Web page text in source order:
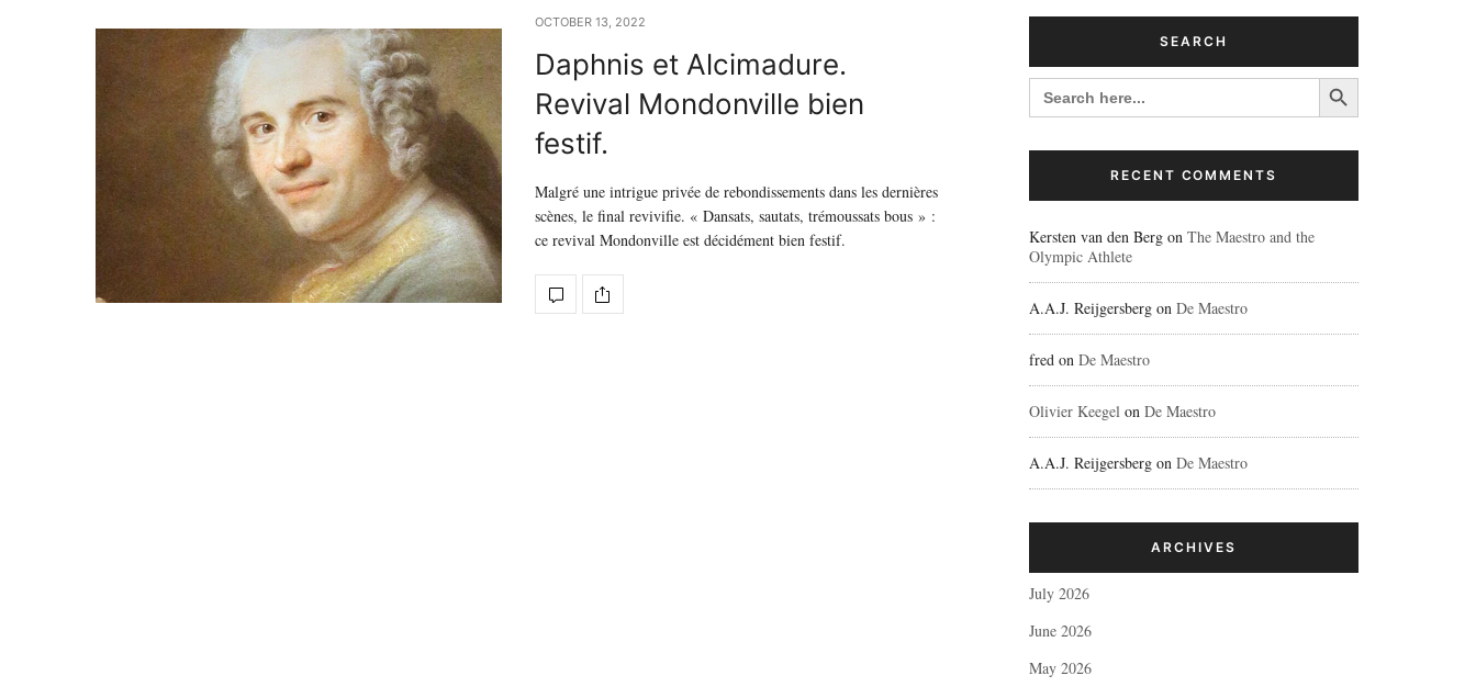
OCTOBER 13, 2022
Daphnis et Alcimadure.
Revival Mondonville bien
festif.
Malgré une intrigue privée de rebondissements dans les dernières
scènes, le final revivifie. « Dansats, sautats, trémoussats bous » :
ce revival Mondonville est décidément bien festif.
SEARCH
SEARCH
FOR:
Search Button
RECENT COMMENTS
Kersten van den Berg on The Maestro and the
Olympic Athlete
A.A.J. Reijgersberg on De Maestro
fred on De Maestro
Olivier Keegel on De Maestro
A.A.J. Reijgersberg on De Maestro
ARCHIVES
July 2026
June 2026
May 2026